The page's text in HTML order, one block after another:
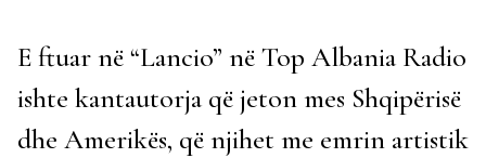
E ftuar në “Lancio” në Top Albania Radio
ishte kantautorja që jeton mes Shqipërisë
dhe Amerikës, që njihet me emrin artistik